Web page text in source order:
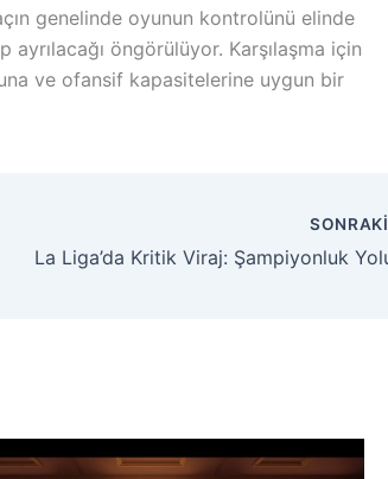
genelinde oyunun kontrolünü elinde
öngörülüyor. Karşılaşma için
ve ofansif kapasitelerine uygun bir
SONRAKI